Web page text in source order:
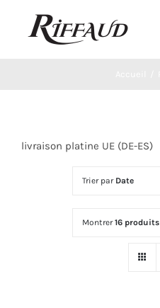
livraison platine UE (DE-ES)
Trier par Date
Montrer16 produits